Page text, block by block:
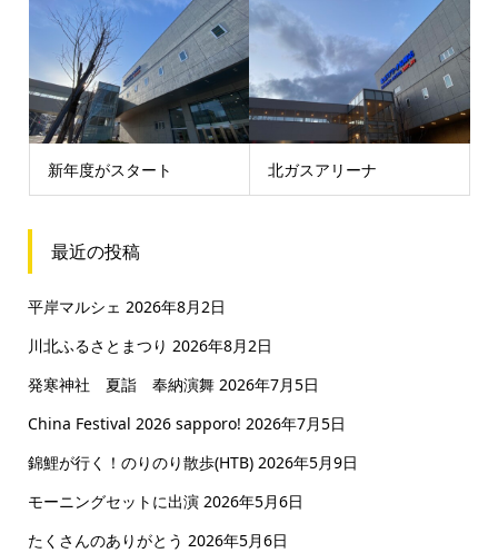
新年度がスタート 北ガスアリーナ
最近の投稿
平岸マルシェ 2026年8月2日
川北ふるさとまつり 2026年8月2日
発寒神社 夏詣 奉納演舞 2026年7月5日
China Festival 2026 sapporo! 2026年7月5日
錦鯉が行く！のりのり散歩(HTB) 2026年5月9日
モーニングセットに出演 2026年5月6日
たくさんのありがとう 2026年5月6日